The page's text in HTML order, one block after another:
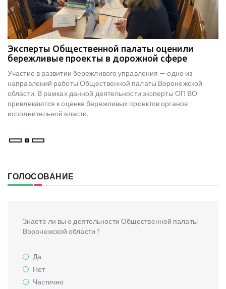
Эксперты Общественной палаты оценили
бережливые проекты в дорожной сфере
Участие в развитии бережливого управления — одно из
направлений работы Общественной палаты Воронежской
области. В рамках данной деятельности эксперты ОП ВО
привлекаются к оценке бережливых проектов органов
исполнительной власти.
ГОЛОСОВАНИЕ
Знаете ли вы о деятельности Общественной палаты
Воронежской области ?
Да
Нет
Частично